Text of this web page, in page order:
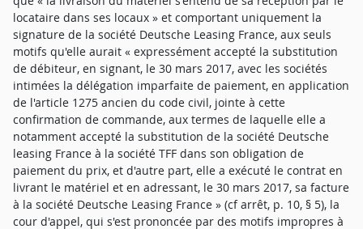
locataire dans ses locaux » et comportant uniquement la
signature de la société Deutsche Leasing France, aux seuls
motifs qu'elle aurait « expressément accepté la substitution
de débiteur, en signant, le 30 mars 2017, avec les sociétés
intimées la délégation imparfaite de paiement, en application
de l'article 1275 ancien du code civil, jointe à cette
confirmation de commande, aux termes de laquelle elle a
notamment accepté la substitution de la société Deutsche
leasing France à la société TFF dans son obligation de
paiement du prix, et d'autre part, elle a exécuté le contrat en
livrant le matériel et en adressant, le 30 mars 2017, sa facture
à la société Deutsche Leasing France » (cf arrêt, p. 10, § 5), la
cour d'appel, qui s'est prononcée par des motifs impropres à